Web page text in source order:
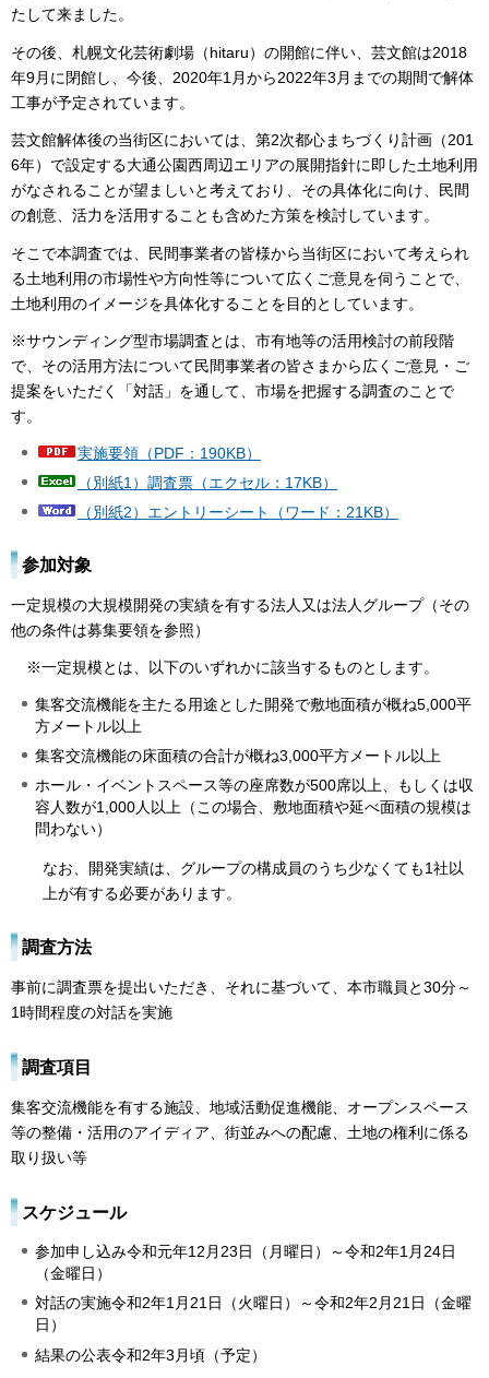
たして来ました。
その後、札幌文化芸術劇場（hitaru）の開館に伴い、芸文館は2018
年9月に閉館し、今後、2020年1月から2022年3月までの期間で解体
工事が予定されています。
芸文館解体後の当街区においては、第2次都心まちづくり計画（201
6年）で設定する大通公園西周辺エリアの展開指針に即した土地利用
がなされることが望ましいと考えており、その具体化に向け、民間
の創意、活力を活用することも含めた方策を検討しています。
そこで本調査では、民間事業者の皆様から当街区において考えられ
る土地利用の市場性や方向性等について広くご意見を伺うことで、
土地利用のイメージを具体化することを目的としています。
※サウンディング型市場調査とは、市有地等の活用検討の前段階
で、その活用方法について民間事業者の皆さまから広くご意見・ご
提案をいただく「対話」を通して、市場を把握する調査のことで
す。
実施要領（PDF：190KB）
（別紙1）調査票（エクセル：17KB）
（別紙2）エントリーシート（ワード：21KB）
参加対象
一定規模の大規模開発の実績を有する法人又は法人グループ（その
他の条件は募集要領を参照）
※一定規模とは、以下のいずれかに該当するものとします。
集客交流機能を主たる用途とした開発で敷地面積が概ね5,000平
方メートル以上
集客交流機能の床面積の合計が概ね3,000平方メートル以上
ホール・イベントスペース等の座席数が500席以上、もしくは収
容人数が1,000人以上（この場合、敷地面積や延べ面積の規模は
問わない）
なお、開発実績は、グループの構成員のうち少なくても1社以
上が有する必要があります。
調査方法
事前に調査票を提出いただき、それに基づいて、本市職員と30分～
1時間程度の対話を実施
調査項目
集客交流機能を有する施設、地域活動促進機能、オープンスペース
等の整備・活用のアイディア、街並みへの配慮、土地の権利に係る
取り扱い等
スケジュール
参加申し込み令和元年12月23日（月曜日）～令和2年1月24日
（金曜日）
対話の実施令和2年1月21日（火曜日）～令和2年2月21日（金曜
日）
結果の公表令和2年3月頃（予定）